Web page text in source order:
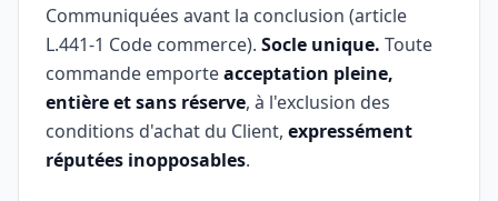
Communiquées avant la conclusion (article
L.441-1 Code commerce). Socle unique. Toute
commande emporteacceptation pleine,
entière et sans réserve, à l'exclusion des
conditions d'achat du Client, expressément
réputées inopposables.